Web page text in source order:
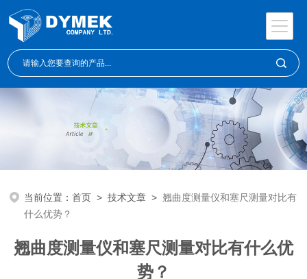
当前位置：首页 >技术文章 > 翘曲度测量仪和塞尺测量对比有
什么优势？
翘曲度测量仪和塞尺测量对比有什么优
势？